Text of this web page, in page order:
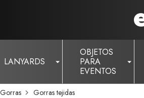
LANYARDS
OBJETOS
PARA
EVENTOS
Gorras Gorras tejidas